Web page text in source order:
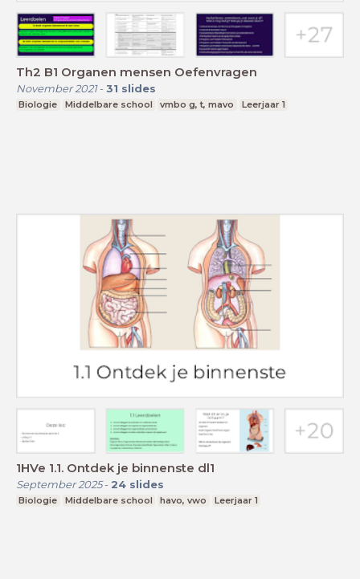
Th2 B1 Organen mensen Oefenvragen
November 2021- 31 slides
Biologie Middelbare school vmbo g, t, mavo Leerjaar 1
1HVe 1.1. Ontdek je binnenste dl1
September 2025- 24 slides
Biologie Middelbare school havo, vwo Leerjaar 1